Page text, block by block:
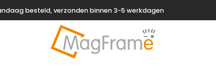
besteld, verzonden binnen 3-5 werkdagen